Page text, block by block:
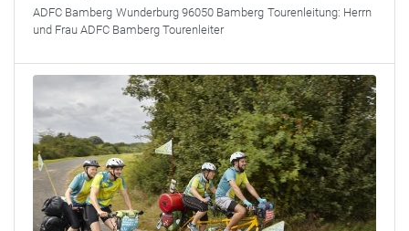
ADFC Bamberg Wunderburg 96050 Bamberg Tourenleitung: Herrn
und Frau ADFC Bamberg Tourenleiter